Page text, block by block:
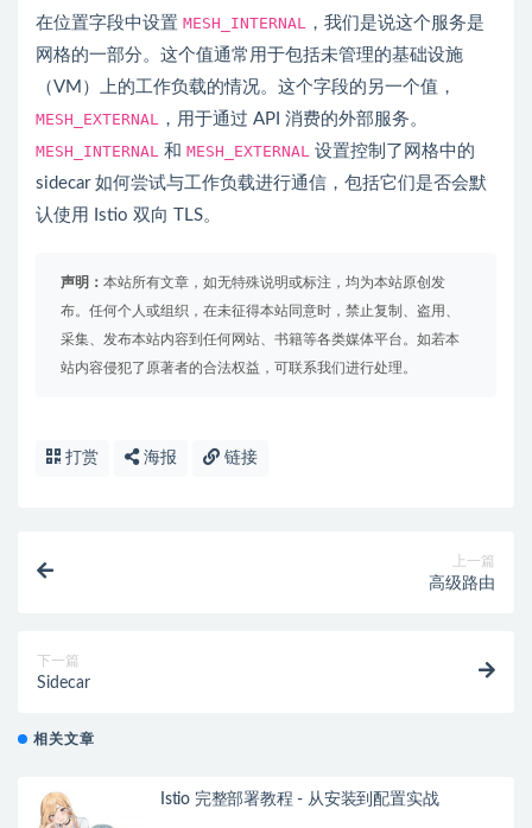
在位置字段中设置 MESH_INTERNAL
，我们是说这个服务是
网格的一部分。这个值通常用于包括未管理的基础设施
（VM）上的工作负载的情况。这个字段的另一个值，
MESH_EXTERNAL
，用于通过 API 消费的外部服务。
MESH_INTERNAL 和 MESH_EXTERNAL 设置控制了网格中的
sidecar 如何尝试与工作负载进行通信，包括它们是否会默
认使用 Istio 双向 TLS。
声明： 本站所有文章，如无特殊说明或标注，均为本站原创发
布。任何个人或组织，在未征得本站同意时，禁止复制、盗用、
采集、发布本站内容到任何网站、书籍等各类媒体平台。如若本
站内容侵犯了原著者的合法权益，可联系我们进行处理。
打赏 海报 链接
上一篇
高级路由
下一篇
Sidecar
相关文章
Istio 完整部署教程 - 从安装到配置实战